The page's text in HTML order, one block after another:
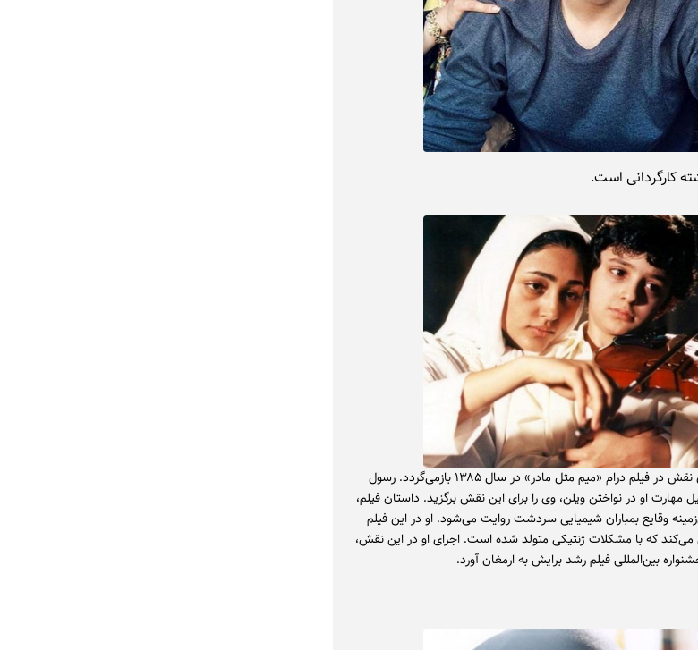
کارگردانی است.
اولین حضور او در سینما به ایفای نقش در فیلم درام «میم مثل مادر» در سال ۱۳۸۵ بازمی‌گردد. رسول
مهارت او در نواختن ویلن، وی را برای این نقش برگزید. داستان فیلم،
وقایع بمباران شیمیایی سردشت روایت می‌شود. او در این فیلم
که با مشکلات ژنتیکی متولد شده است. اجرای او در این نقش،
بین‌المللی فیلم رشد برایش به ارمغان آورد.